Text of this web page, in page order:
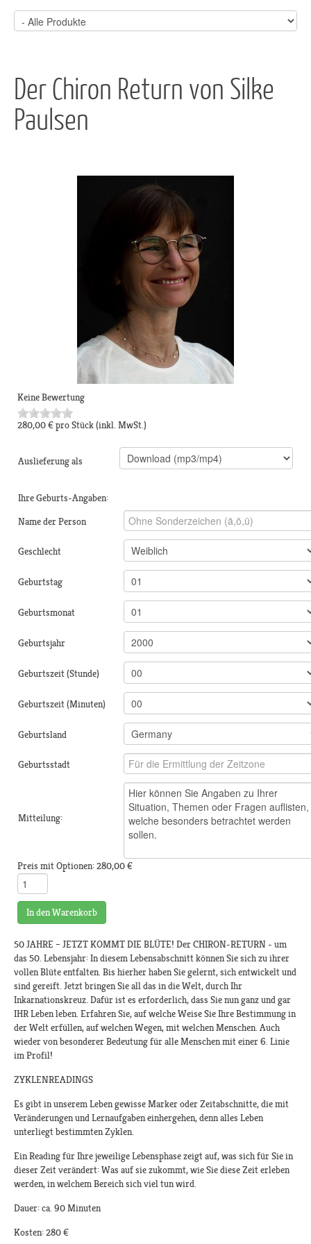
Der Chiron Return von Silke
Paulsen
Keine Bewertung
280,00 €pro Stück(inkl. MwSt.)
Auslieferung als
Ihre Geburts-Angaben:
Name der Person
Geschlecht
Geburtstag
Geburtsmonat
Geburtsjahr
Geburtszeit (Stunde)
Geburtszeit (Minuten)
Geburtsland
Geburtsstadt
Mitteilung:
Preis mit Optionen:280,00 €
In den Warenkorb
50 JAHRE – JETZT KOMMT DIE BLÜTE! Der CHIRON-RETURN - um
das 50. Lebensjahr: In diesem Lebensabschnitt können Sie sich zu ihrer
vollen Blüte entfalten. Bis hierher haben Sie gelernt, sich entwickelt und
sind gereift. Jetzt bringen Sie all das in die Welt, durch Ihr
Inkarnationskreuz. Dafür ist es erforderlich, dass Sie nun ganz und gar
IHR Leben leben. Erfahren Sie, auf welche Weise Sie Ihre Bestimmung in
der Welt erfüllen, auf welchen Wegen, mit welchen Menschen. Auch
wieder von besonderer Bedeutung für alle Menschen mit einer 6. Linie
im Profil!
ZYKLENREADINGS
Es gibt in unserem Leben gewisse Marker oder Zeitabschnitte, die mit
Veränderungen und Lernaufgaben einhergehen, denn alles Leben
unterliegt bestimmten Zyklen.
Ein Reading für Ihre jeweilige Lebensphase zeigt auf, was sich für Sie in
dieser Zeit verändert: Was auf sie zukommt, wie Sie diese Zeit erleben
werden, in welchem Bereich sich viel tun wird.
Dauer: ca. 90 Minuten
Kosten: 280 €